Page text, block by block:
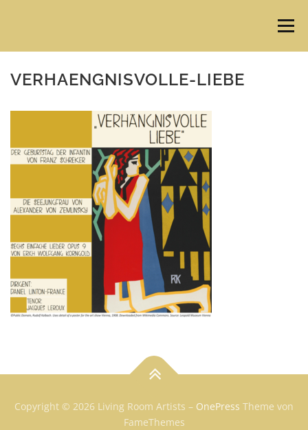
Menü
VERHAENGNISVOLLE-LIEBE
Copyright © 2026 Living Room Artists – OnePress Theme von
FameThemes